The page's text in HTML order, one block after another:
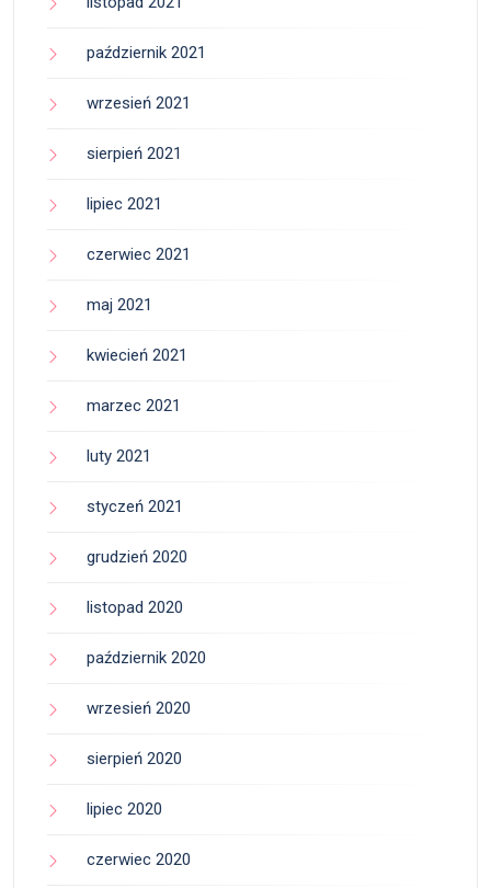
październik 2021
wrzesień 2021
sierpień 2021
lipiec 2021
czerwiec 2021
maj 2021
kwiecień 2021
marzec 2021
luty 2021
styczeń 2021
grudzień 2020
listopad 2020
październik 2020
wrzesień 2020
sierpień 2020
lipiec 2020
czerwiec 2020